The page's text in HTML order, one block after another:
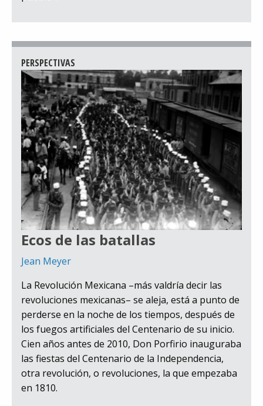
PERSPECTIVAS
Ecos de las batallas
Jean Meyer
La Revolución Mexicana –más valdría decir las
revoluciones mexicanas– se aleja, está a punto de
perderse en la noche de los tiempos, después de
los fuegos artificiales del Centenario de su inicio.
Cien años antes de 2010, Don Porfirio inauguraba
las fiestas del Centenario de la Independencia,
otra revolución, o revoluciones, la que empezaba
en 1810.